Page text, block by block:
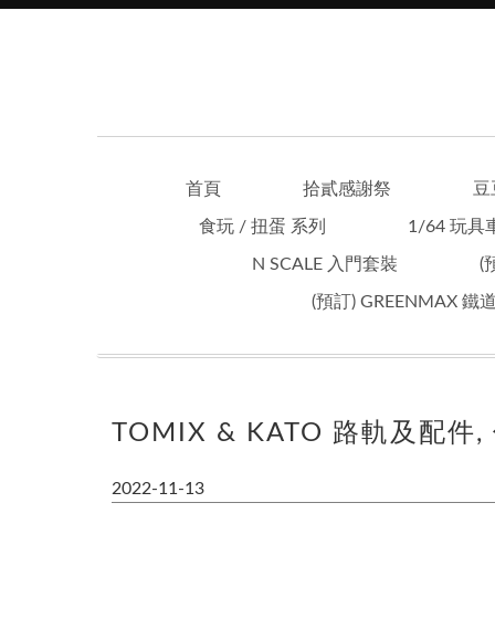
首頁 拾貳感謝祭
食玩 / 扭蛋 系列 1/64 玩具
N SCALE 入門套裝 (
(預訂) GREENMAX 鐵
TOMIX & KATO 路軌及配件,
2022-11-13